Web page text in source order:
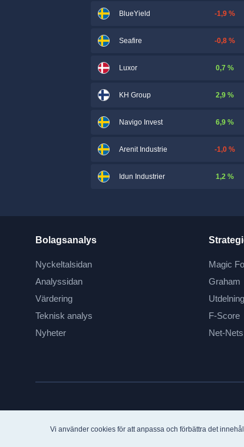
Vi använder cookies för att anpassa och förbättra det
BlueYield -1,9 %
Seafire -0,8 %
Luxor 0,7 %
KH Group 2,9 %
Navigo Invest 6,9 %
Arenit Industrie -1,0 %
Idun Industrier 1,2 %
Bolagsanalys
Nyckeltalsidan
Analyssidan
Värdering
Teknisk analys
Nyheter
Magic
Graham
F-Score
Net-Nets